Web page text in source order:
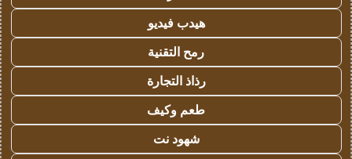
هيدب فيديو
رمح التقنية
رذاذ التجارة
طعم وكيف
شهود نت